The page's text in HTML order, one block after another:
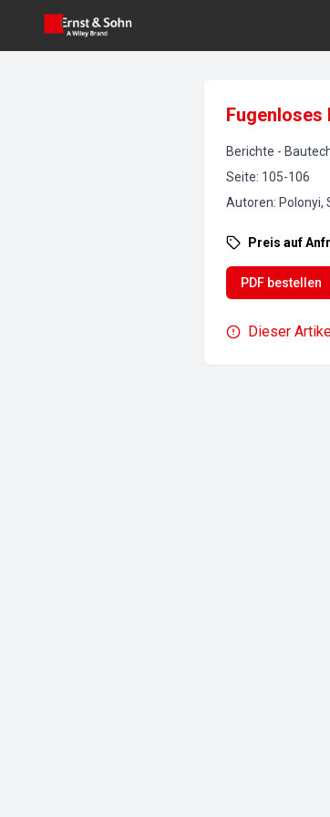
Fugenloses
Berichte -
Seite: 105-106
Autoren: Polonyi,
Preis auf
PDF bestellen
Dieser